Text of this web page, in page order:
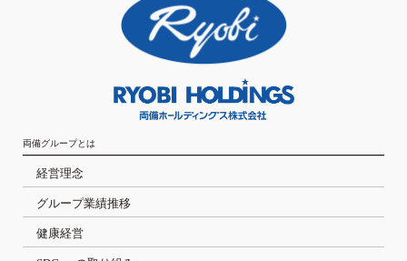
両備グループとは
経営理念
グループ業績推移
健康経営